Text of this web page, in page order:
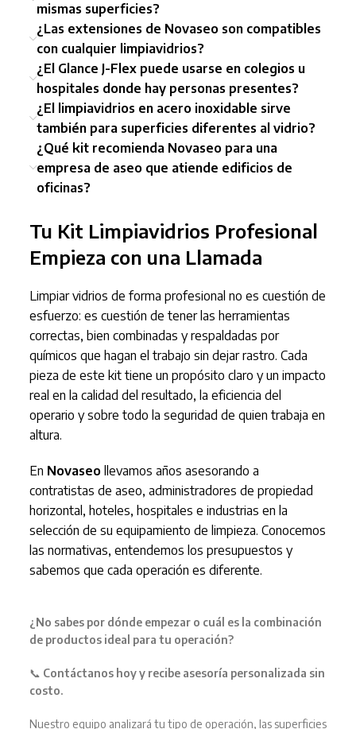
mismas superficies?
¿Las extensiones de Novaseo son compatibles
con cualquier limpiavidrios?
¿El Glance J-Flex puede usarse en colegios u
hospitales donde hay personas presentes?
¿El limpiavidrios en acero inoxidable sirve
también para superficies diferentes al vidrio?
¿Qué kit recomienda Novaseo para una
empresa de aseo que atiende edificios de
oficinas?
Tu Kit Limpiavidrios Profesional
Empieza con una Llamada
Limpiar vidrios de forma profesional no es cuestión de
esfuerzo: es cuestión de tener las herramientas
correctas, bien combinadas y respaldadas por
químicos que hagan el trabajo sin dejar rastro. Cada
pieza de este kit tiene un propósito claro y un impacto
real en la calidad del resultado, la eficiencia del
operario y sobre todo la seguridad de quien trabaja en
altura.
En Novaseollevamos años asesorando a
contratistas de aseo, administradores de propiedad
horizontal, hoteles, hospitales e industrias en la
selección de su equipamiento de limpieza. Conocemos
las normativas, entendemos los presupuestos y
sabemos que cada operación es diferente.
¿No sabes por dónde empezar o cuál es la combinación
de productos ideal para tu operación?
📞 Contáctanos hoy y recibe asesoría personalizada sin
costo.
Nuestro equipo analizará tu tipo de operación, las superficies